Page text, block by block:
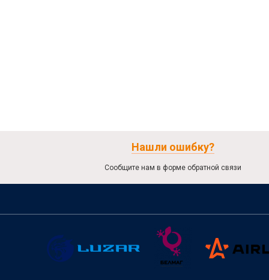
Нашли ошибку?
Сообщите нам в форме обратной связи